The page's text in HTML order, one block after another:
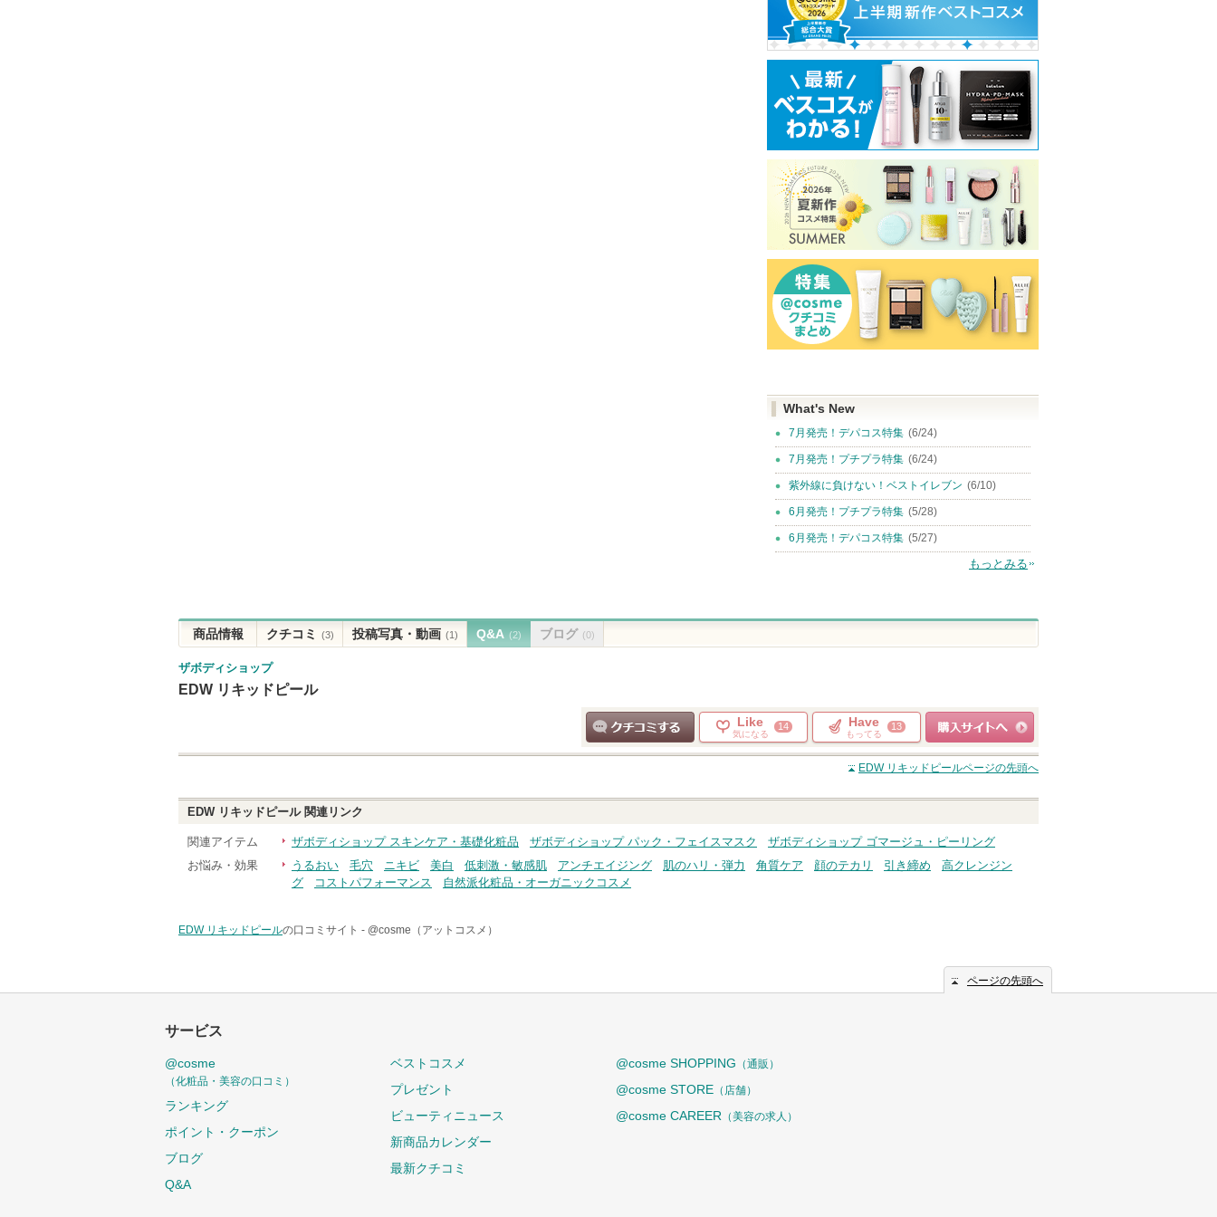
What's New
7月発売！デパコス特集 (6/24)
7月発売！プチプラ特集 (6/24)
紫外線に負けない！ベストイレブン (6/10)
6月発売！プチプラ特集 (5/28)
6月発売！デパコス特集 (5/27)
もっとみる
商品情報 クチコミ (3) 投稿写真・動画 (1) Q&A (2) ブログ (0)
ザボディショップ
EDW リキッドピール
クチコミする
Like
気になる
14 Have
もってる
13
ショッピングサイト
へ
EDW リキッドピールページの先頭へ
EDW リキッドピール関連リンク
関連アイテム ザボディショップ スキンケア・基礎化粧品 ザボディショップ パック・フェイスマスク
ザボディショップ ゴマージュ・ピーリング
お悩み・効果
うるおい 毛穴 ニキビ 美白 低刺激・敏感肌 アンチエイジング 肌のハリ・弾力 角質ケア 顔のテカリ 引き締め
高クレンジン
グ
コストパフォーマンス 自然派化粧品・オーガニックコスメ
EDW リキッドピールの口コミサイト - @cosme（アットコスメ）
ページの先頭へ
サービス
@cosme
（化粧品・美容の口コミ）
ランキング
ポイント・クーポン
ブログ
Q&A
ベストコスメ
プレゼント
ビューティニュース
新商品カレンダー
最新クチコミ
@cosme SHOPPING （通販）
@cosme STORE （店舗）
@cosme CAREER （美容の求人）